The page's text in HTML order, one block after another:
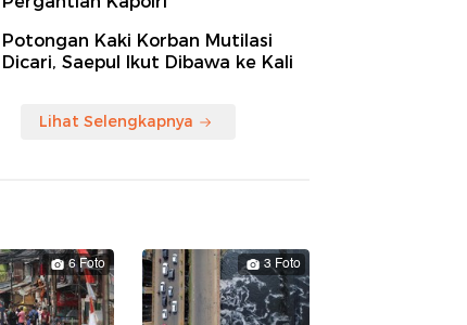
Potongan Kaki Korban Mutilasi
Dicari, Saepul Ikut Dibawa ke Kali
Lihat Selengkapnya
6 Foto 3 Foto